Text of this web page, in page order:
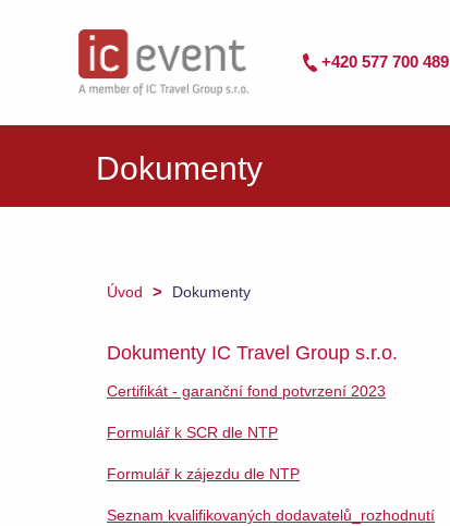
+420 577 700 489
Dokumenty
Úvod > Dokumenty
Dokumenty IC Travel Group s.r.o.
Certifikát - garanční fond potvrzení 2023
Formulář k SCR dle NTP
Formulář k zájezdu dle NTP
Seznam kvalifikovaných dodavatelů_rozhodnutí